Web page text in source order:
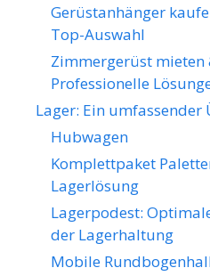
Gerüstanhänger
Top-Auswahl
Zimmergerüst mieten
Professionelle
Lager: Ein umfassender
Hubwagen
Komplettpaket
Lagerlösung
Lagerpodest:
der Lagerhaltung
Mobile